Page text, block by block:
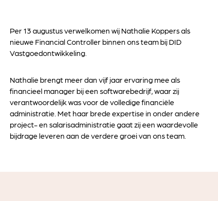
Per 13 augustus verwelkomen wij Nathalie Koppers als
nieuwe Financial Controller binnen ons team bij DID
Vastgoedontwikkeling.
Nathalie brengt meer dan vijf jaar ervaring mee als
financieel manager bij een softwarebedrijf, waar zij
verantwoordelijk was voor de volledige financiële
administratie. Met haar brede expertise in onder andere
project- en salarisadministratie gaat zij een waardevolle
bijdrage leveren aan de verdere groei van ons team.